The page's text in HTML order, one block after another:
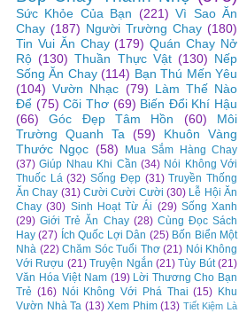
Sức Khỏe Của Bạn (221) Vì Sao Ăn
Chay (187) Người Trường Chay (180)
Tin Vui Ăn Chay (179) Quán Chay Nở
Rộ (130) Thuần Thực Vật (130) Nếp
Sống Ăn Chay (114) Bạn Thú Mến Yêu
(104) Vườn Nhạc (79) Làm Thế Nào
Để (75) Cõi Thơ (69) Biến Đổi Khí Hậu
(66)
Góc Đẹp Tâm Hồn (60)
Môi
Trường Quanh Ta
(59)
Khuôn Vàng
Thước Ngọc (58)
Mua Sắm Hàng Chay
(37) Giúp Nhau Khi Cần (34) Nói Không Với
Thuốc Lá (32) Sống Đẹp (31) Truyền Thống
Ăn Chay (31) Cười Cười Cười (30) Lễ Hội Ăn
Chay (30) Sinh Hoạt Từ Ái (29) Sống Xanh
(29) Giới Trẻ Ăn Chay (28) Cùng Đọc Sách
Hay (27) Ích Quốc Lợi Dân (25) Bốn Biển Một
Nhà (22) Chăm Sóc Tuổi Thơ (21) Nói Không
Với Rượu (21) Truyện Ngắn (21) Tùy Bút (21)
Văn Hóa Việt Nam (19) Lời Thương Cho Bạn
Trẻ (16) Nói Không Với Phá Thai (15) Khu
Vườn Nhà Ta (13) Xem Phim (13) Tiết Kiệm Là